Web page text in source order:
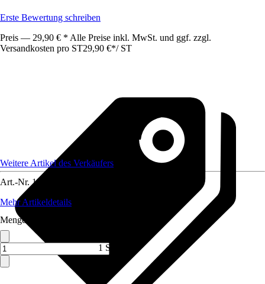
Erste Bewertung schreiben
Preis — 29,90 € * Alle Preise inkl. MwSt. und ggf. zzgl.
Versandkosten pro ST29,90 €*/ ST
Weitere Artikel des Verkäufers
Art.-Nr. 12086726
Mehr Artikeldetails
Menge (ST)
1 ST